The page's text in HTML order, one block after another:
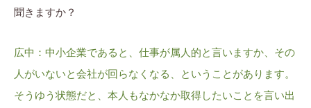
聞きますか？
広中：中小企業であると、仕事が属人的と言いますか、その
人がいないと会社が回らなくなる、ということがあります。
そうゆう状態だと、本人もなかなか取得したいことを言い出